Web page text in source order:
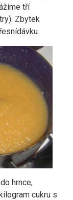
tří
Zbytek
hrnce,
cukru s